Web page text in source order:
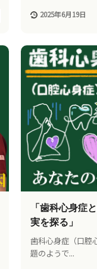
2025年6月19日
「歯科心身症
実を探る」
歯科心身症（口腔
題のようで...